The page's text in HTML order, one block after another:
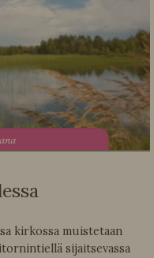
kirkossa muistetaan
sijaitsevassa